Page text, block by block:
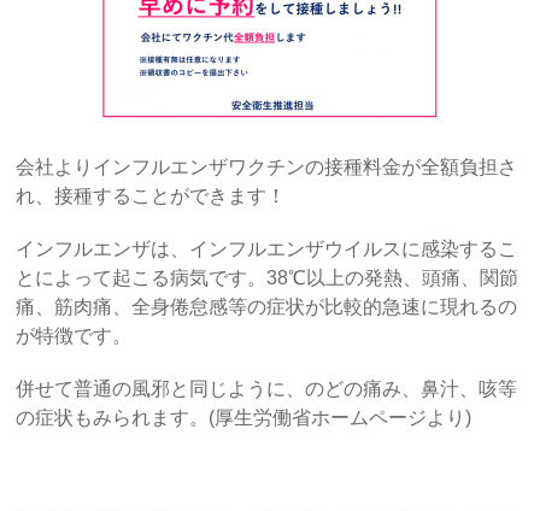
会社よりインフルエンザワクチンの接種料金が全額負担さ
れ、接種することができます！
インフルエンザは、インフルエンザウイルスに感染するこ
とによって起こる病気です。38℃以上の発熱、頭痛、関節
痛、筋肉痛、全身倦怠感等の症状が比較的急速に現れるの
が特徴です。
併せて普通の風邪と同じように、のどの痛み、鼻汁、咳等
の症状もみられます。(厚生労働省ホームページより)